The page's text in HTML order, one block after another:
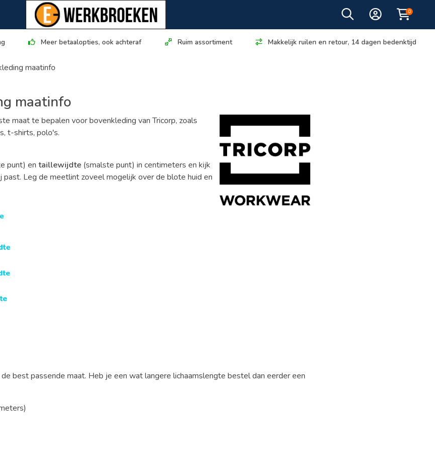
0
Meer betaalopties, ook achteraf Ruim assortiment Makkelijk ruilen en retour, 14 dagen bedenktijd
maatinfo
maatinfo
maat te bepalen voor bovenkleding van Tricorp, zoals
t-shirts, polo's.
punt) en taillewijdte (smalste punt) in centimeters en kijk
Leg de meetlint zoveel mogelijk over de blote huid en
best passende maat. Heb je een wat langere lichaamslengte bestel dan eerder een